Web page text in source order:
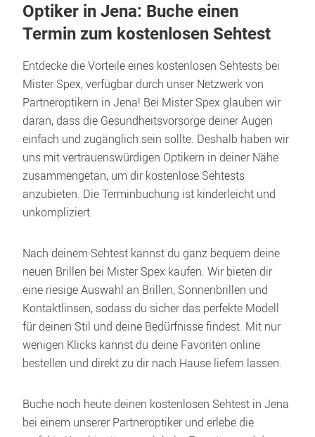
Optiker in Jena: Buche einen
Termin zum kostenlosen Sehtest
Entdecke die Vorteile eines kostenlosen Sehtests bei
Mister Spex, verfügbar durch unser Netzwerk von
Partneroptikern in Jena! Bei Mister Spex glauben wir
daran, dass die Gesundheitsvorsorge deiner Augen
einfach und zugänglich sein sollte. Deshalb haben wir
uns mit vertrauenswürdigen Optikern in deiner Nähe
zusammengetan, um dir kostenlose Sehtests
anzubieten. Die Terminbuchung ist kinderleicht und
unkompliziert.
Nach deinem Sehtest kannst du ganz bequem deine
neuen Brillen bei Mister Spex kaufen. Wir bieten dir
eine riesige Auswahl an Brillen, Sonnenbrillen und
Kontaktlinsen, sodass du sicher das perfekte Modell
für deinen Stil und deine Bedürfnisse findest. Mit nur
wenigen Klicks kannst du deine Favoriten online
bestellen und direkt zu dir nach Hause liefern lassen.
Buche noch heute deinen kostenlosen Sehtest in Jena
bei einem unserer Partneroptiker und erlebe die